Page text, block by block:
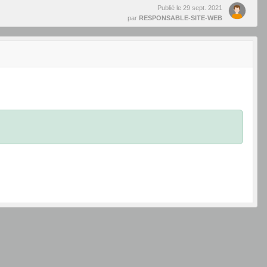
Publié le 29 sept. 2021
par RESPONSABLE-SITE-WEB